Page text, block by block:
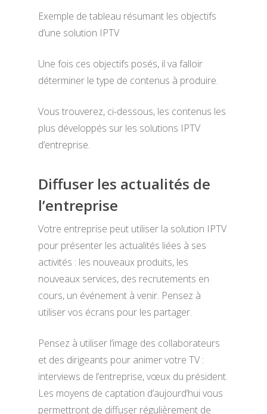
Exemple de tableau résumant les objectifs
d’une solution IPTV
Une fois ces objectifs posés, il va falloir
déterminer le type de contenus à produire.
Vous trouverez, ci-dessous, les contenus les
plus développés sur les solutions IPTV
d’entreprise.
Diffuser les actualités de
l’entreprise
Votre entreprise peut utiliser la solution IPTV
pour présenter les actualités liées à ses
activités : les nouveaux produits, les
nouveaux services, des recrutements en
cours, un événement à venir. Pensez à
utiliser vos écrans pour les partager.
Pensez à utiliser l’image des collaborateurs
et des dirigeants pour animer votre TV :
interviews de l’entreprise, vœux du président.
Les moyens de captation d’aujourd’hui vous
permettront de diffuser régulièrement de